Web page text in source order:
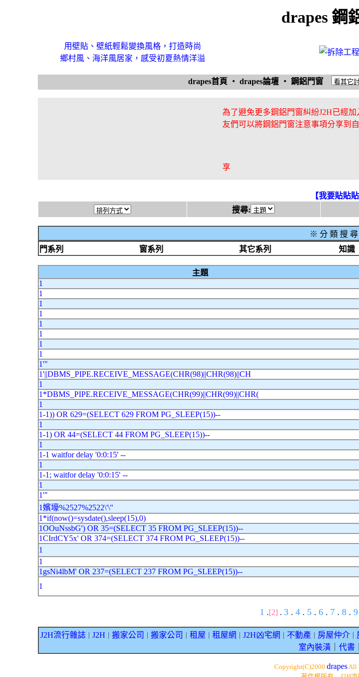
drapes 鋼
用壁貼、壁紙輕鬆變換風格，打造時尚
鄉村風、海洋風居家，感受初夏熱情洋溢
drapes首頁 ‧ drapes論壇 ‧ 鋼鋁門窗
為了避免更多鋼鋁門窗糾紛J2H已經
友們可以將鋼鋁門窗注意事項分享到
享
【我要貼貼貼
搜尋:
※ 分 類 搜
門系列
窗系列 其它系列 知識
主題
1
1
1
1
1
1
1
1
1'"
1'||DBMS_PIPE.RECEIVE_MESSAGE(CHR(98)||CHR(98)||CH
1
1*DBMS_PIPE.RECEIVE_MESSAGE(CHR(99)||CHR(99)||CHR(
1
1-1)) OR 629=(SELECT 629 FROM PG_SLEEP(15))--
1
1-1) OR 44=(SELECT 44 FROM PG_SLEEP(15))--
1
1-1 waitfor delay '0:0:15' --
1
1-1; waitfor delay '0:0:15' --
1
1'"
1嬪壕%2527%2522\'\"
1*if(now()=sysdate(),sleep(15),0)
1OOuNssbG') OR 35=(SELECT 35 FROM PG_SLEEP(15))--
1CIrdCY5x' OR 374=(SELECT 374 FROM PG_SLEEP(15))--
1
1
1gsNi4lbM' OR 237=(SELECT 237 FROM PG_SLEEP(15))--
1
1 .[2] . 3 . 4 . 5 . 6 . 7 . 8 . 9
J2H流行雜誌｜ J2H 搬家公司 搬家公司 租屋 租屋網 J2H凶宅網 不動產｜ 房屋仲介｜
室內裝潢
代書
Copyright(C)2000 drapesAll